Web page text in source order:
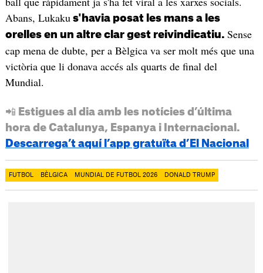
Abans, Lukaku s'havia posat les mans a les
orelles en un altre clar gest reivindicatiu. Sense
cap mena de dubte, per a Bèlgica va ser molt més que una
victòria que li donava accés als quarts de final del
Mundial.
📲 Estigues al dia amb les notícies d’última
hora de Catalunya, Espanya i Internacional.
Descarrega’t aquí l’app gratuïta d’El Nacional
FUTBOL BÈLGICA MUNDIAL DE FUTBOL 2026 DONALD TRUMP